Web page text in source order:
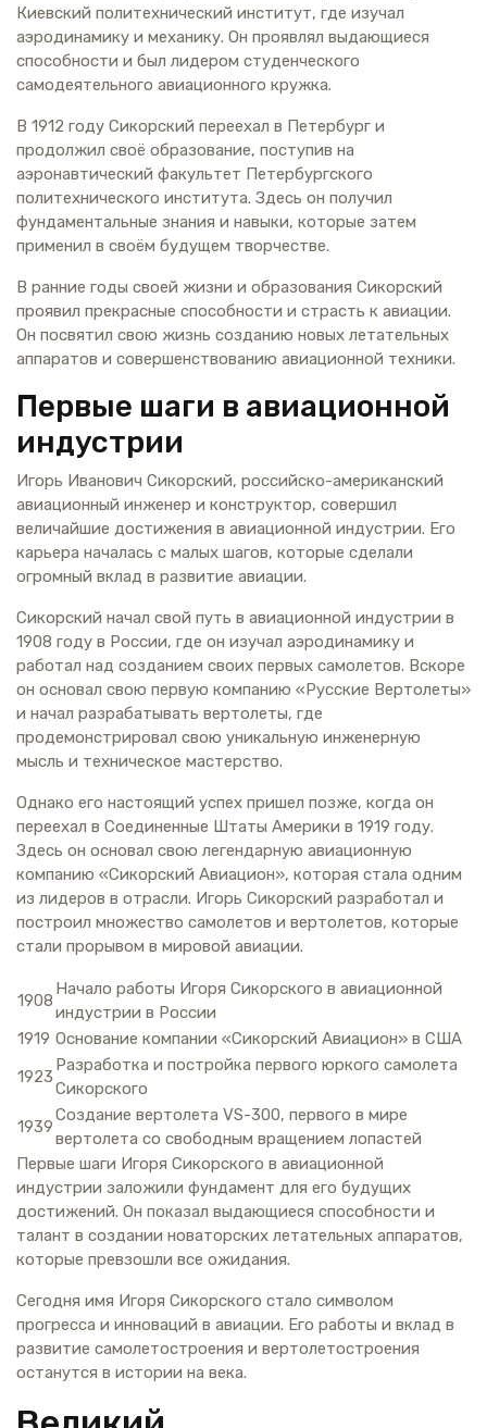
Киевский политехнический институт, где изучал
аэродинамику и механику. Он проявлял выдающиеся
способности и был лидером студенческого
самодеятельного авиационного кружка.
В 1912 году Сикорский переехал в Петербург и
продолжил своё образование, поступив на
аэронавтический факультет Петербургского
политехнического института. Здесь он получил
фундаментальные знания и навыки, которые затем
применил в своём будущем творчестве.
В ранние годы своей жизни и образования Сикорский
проявил прекрасные способности и страсть к авиации.
Он посвятил свою жизнь созданию новых летательных
аппаратов и совершенствованию авиационной техники.
Первые шаги в авиационной
индустрии
Игорь Иванович Сикорский, российско-американский
авиационный инженер и конструктор, совершил
величайшие достижения в авиационной индустрии. Его
карьера началась с малых шагов, которые сделали
огромный вклад в развитие авиации.
Сикорский начал свой путь в авиационной индустрии в
1908 году в России, где он изучал аэродинамику и
работал над созданием своих первых самолетов. Вскоре
он основал свою первую компанию «Русские Вертолеты»
и начал разрабатывать вертолеты, где
продемонстрировал свою уникальную инженерную
мысль и техническое мастерство.
Однако его настоящий успех пришел позже, когда он
переехал в Соединенные Штаты Америки в 1919 году.
Здесь он основал свою легендарную авиационную
компанию «Сикорский Авиацион», которая стала одним
из лидеров в отрасли. Игорь Сикорский разработал и
построил множество самолетов и вертолетов, которые
стали прорывом в мировой авиации.
1908
Начало работы Игоря Сикорского в авиационной
индустрии в России
1919 Основание компании «Сикорский Авиацион» в США
1923
Разработка и постройка первого юркого самолета
Сикорского
1939
Создание вертолета VS-300, первого в мире
вертолета со свободным вращением лопастей
Первые шаги Игоря Сикорского в авиационной
индустрии заложили фундамент для его будущих
достижений. Он показал выдающиеся способности и
талант в создании новаторских летательных аппаратов,
которые превзошли все ожидания.
Сегодня имя Игоря Сикорского стало символом
прогресса и инноваций в авиации. Его работы и вклад в
развитие самолетостроения и вертолетостроения
останутся в истории на века.